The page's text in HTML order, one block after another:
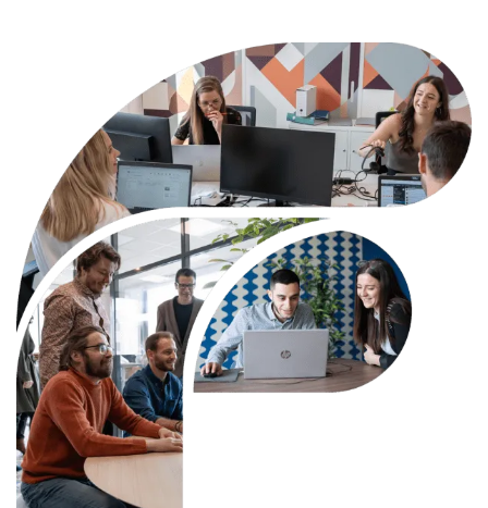
Support
CONNEXION